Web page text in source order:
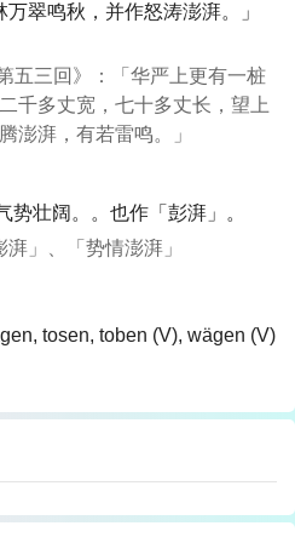
翠鸣秋，并作怒涛澎湃。」
第五三回》：「华严上更有一桩
千多丈宽，七十多丈长，望上
澎湃，有若雷鸣。」
壮阔。。也作「彭湃」。
」、「势情澎湃」
tosen, toben (V)​, wägen (V)​